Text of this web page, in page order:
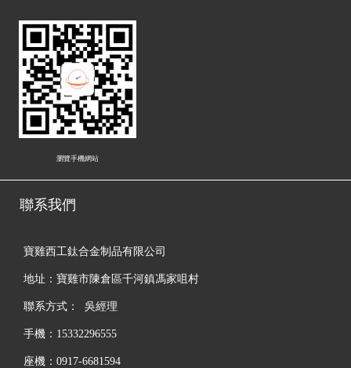
瀏覽手機網站
聯系我們
寶雞西工鈦合金制品有限公司
地址：寶雞市陳倉區千河鎮馮家咀村
聯系方式： 吳經理
手機：15332296555
座機：0917-6681594